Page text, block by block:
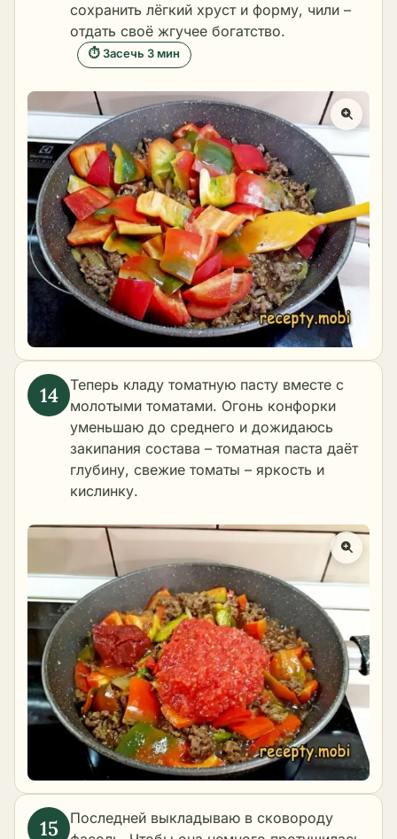
сохранить лёгкий хруст и форму, чили –
отдать своё жгучее богатство.
⏱ Засечь 3 мин
Теперь кладу томатную пасту вместе с
молотыми томатами. Огонь конфорки
уменьшаю до среднего и дожидаюсь
закипания состава – томатная паста даёт
глубину, свежие томаты – яркость и
кислинку.
Последней выкладываю в сковороду